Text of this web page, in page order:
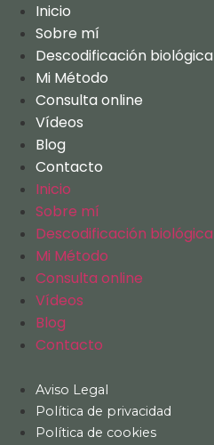
Inicio
Sobre mí
Descodificación biológica
Mi Método
Consulta online
Vídeos
Blog
Contacto
Inicio
Sobre mí
Descodificación biológica
Mi Método
Consulta online
Vídeos
Blog
Contacto
Aviso Legal
Política de privacidad
Política de cookies